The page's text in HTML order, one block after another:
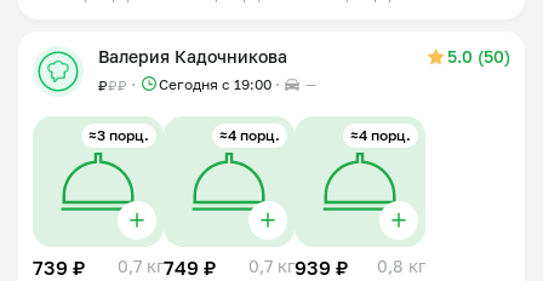
Валерия Кадочникова 5.0 (50)
₽₽₽ Сегодня с 19:00 —
≈3 порц.
739 ₽ 0,7 кг
≈4 порц.
749 ₽ 0,7 кг
≈4 порц.
939 ₽ 0,8 кг